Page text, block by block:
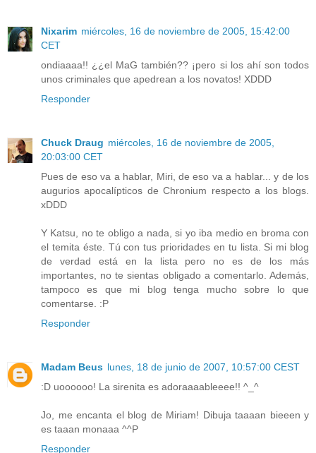
Nixarim miércoles, 16 de noviembre de 2005, 15:42:00
CET
ondiaaaa!! ¿¿el MaG también?? ¡pero si los ahí son todos
unos criminales que apedrean a los novatos! XDDD
Responder
Chuck Draug miércoles, 16 de noviembre de 2005,
20:03:00 CET
Pues de eso va a hablar, Miri, de eso va a hablar... y de los
augurios apocalípticos de Chronium respecto a los blogs.
xDDD
Y Katsu, no te obligo a nada, si yo iba medio en broma con
el temita éste. Tú con tus prioridades en tu lista. Si mi blog
de verdad está en la lista pero no es de los más
importantes, no te sientas obligado a comentarlo. Además,
tampoco es que mi blog tenga mucho sobre lo que
comentarse. :P
Responder
Madam Beus lunes, 18 de junio de 2007, 10:57:00 CEST
:D uoooooo! La sirenita es adoraaaableeee!! ^_^
Jo, me encanta el blog de Miriam! Dibuja taaaan bieeen y
es taaan monaaa ^^P
Responder